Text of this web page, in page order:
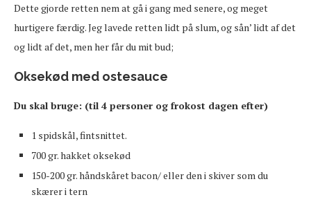
Dette gjorde retten nem at gå i gang med senere, og meget
hurtigere færdig. Jeg lavede retten lidt på slum, og sån’ lidt af det
og lidt af det, men her får du mit bud;
Oksekød med ostesauce
Du skal bruge: (til 4 personer og frokost dagen efter)
1 spidskål, fintsnittet.
700 gr. hakket oksekød
150-200 gr. håndskåret bacon/ eller den i skiver som du
skærer i tern